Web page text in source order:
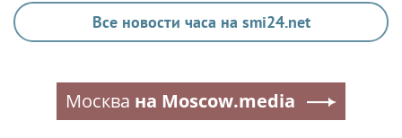
Все новости часа на smi24.net
Москва на Moscow.media